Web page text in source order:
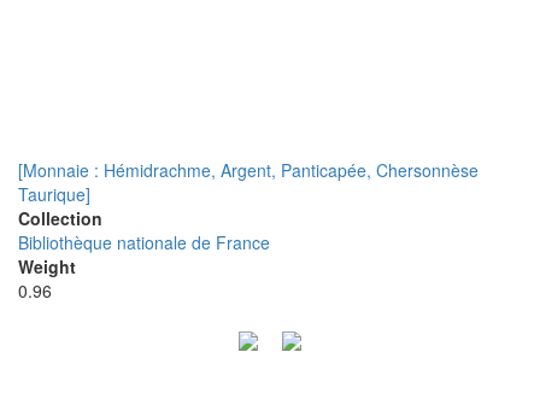
[Monnaie : Hémidrachme, Argent, Panticapée, Chersonnèse
Taurique]
Collection
Bibliothèque nationale de France
Weight
0.96